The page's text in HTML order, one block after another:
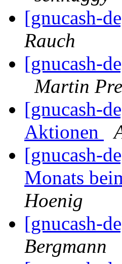
[gnucash-
Rauch
[gnucash-
Martin
[gnucash-
Aktionen
[gnucash-
Monats
Hoenig
[gnucash-
Bergmann